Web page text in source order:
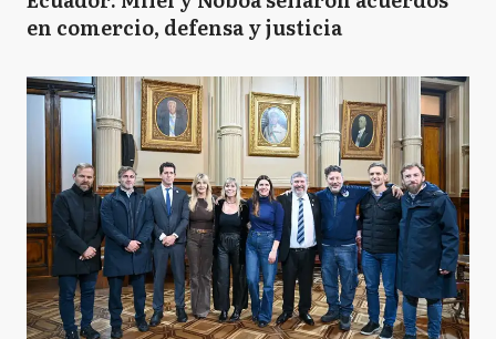
en comercio, defensa y justicia